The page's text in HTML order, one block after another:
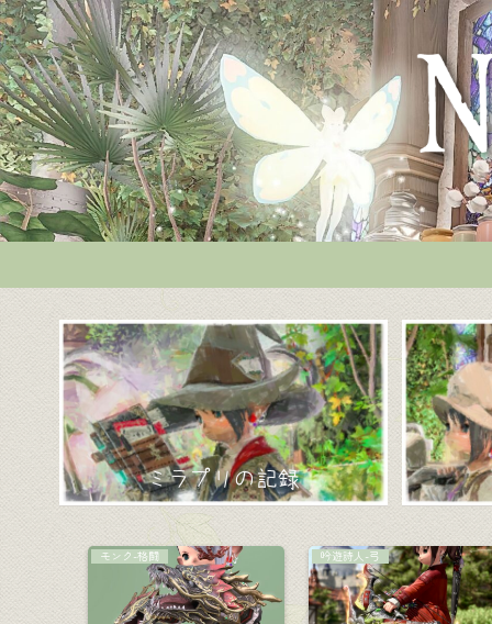
ミラプリの記録
コーディネート AF装備